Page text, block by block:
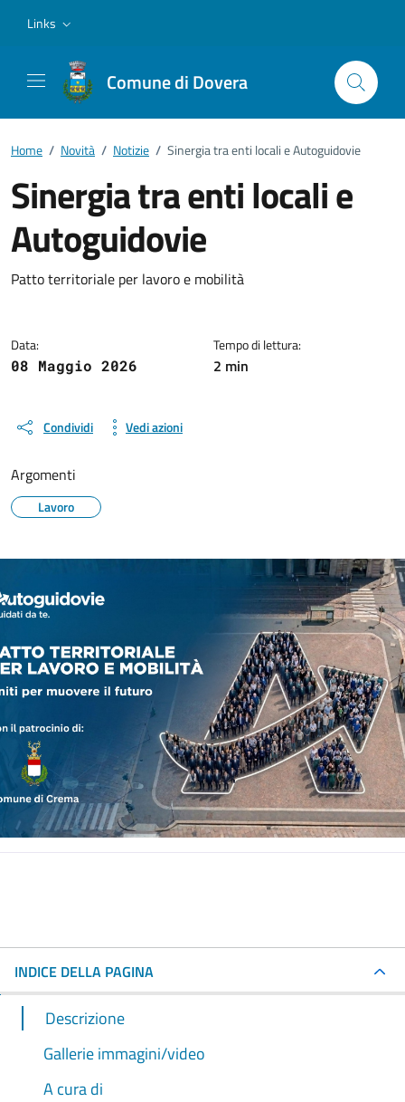
Links
Comune di Dovera
Home / Novità / Notizie / Sinergia tra enti locali e Autoguidovie
Sinergia tra enti locali e
Autoguidovie
Dettagli della notizia
Patto territoriale per lavoro e mobilità
Data:
08 Maggio 2026
Tempo di lettura:
2 min
Condividi Vedi azioni
Argomenti
Lavoro
INDICE DELLA PAGINA
Descrizione
Gallerie immagini/video
A cura di